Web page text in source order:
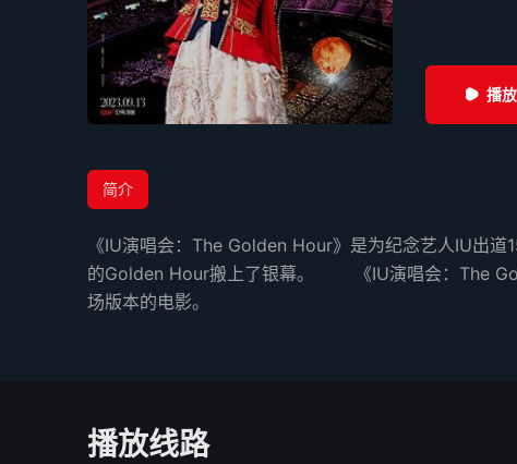
播放
简介
《IU演唱会：The Golden Hour》是为纪念艺人IU出
的Golden Hour搬上了银幕。 《IU演唱会：The
场版本的电影。
播放线路